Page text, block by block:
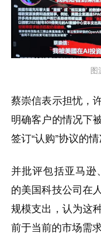
图
蔡崇信表示担忧，
明确客户的情况下
签订“认购”协议的
并批评包括亚马逊
的美国科技公司在
规模支出， 认为这
前于当前的市场需求